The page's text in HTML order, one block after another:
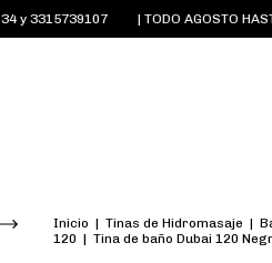
| TODO AGOSTO HASTA 9
Inicio | Tinas de Hidromasaje |
120 | Tina de baño Dubai 120